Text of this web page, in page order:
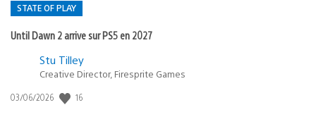
STATE OF PLAY
Until Dawn 2 arrive sur PS5 en 2027
Postée
:
Stu Tilley
Creative Director, Firesprite Games
Date
03/06/2026 16